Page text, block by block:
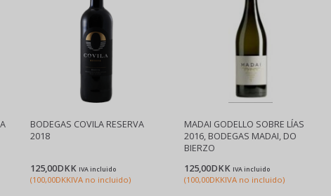
BODEGAS COVILA RESERVA
2018
125,00DKK IVA incluido
(100,00DKKIVA no incluido)
MADAI GODELLO SOBRE LÍAS
2016, BODEGAS MADAI, DO
BIERZO
125,00DKK IVA incluido
(100,00DKKIVA no incluido)